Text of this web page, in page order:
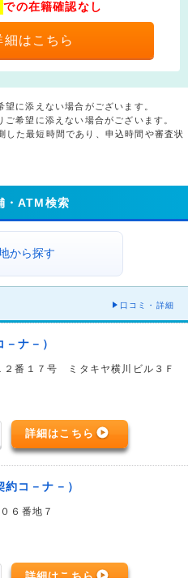
での在籍確認なし
細はこちら
に添えない場合がございます。
希望に添えない場合がございます。
た最短時間であり、申込時間や審査状
・ATM検索
から探す
口コミ・詳細
ナ－）
番１７号 ミタキヤ横川ビル３Ｆ
詳細はこちら
コ－ナ－）
６番地７